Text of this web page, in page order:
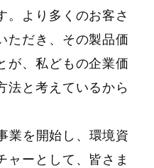
。より多くのお客さ
ただき、その製品価
が、私どもの企業価
法と考えているから
業を開始し、環境資
ャーとして、皆さま